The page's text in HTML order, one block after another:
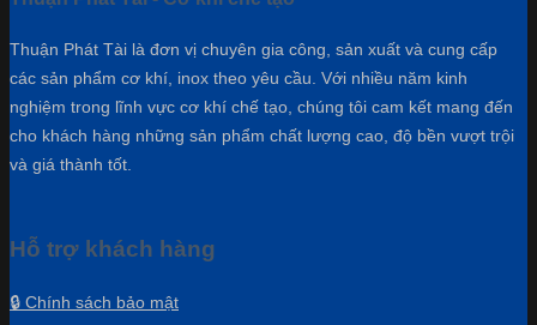
Thuận Phát Tài là đơn vị chuyên gia công, sản xuất và cung cấp
các sản phẩm cơ khí, inox theo yêu cầu. Với nhiều năm kinh
nghiệm trong lĩnh vực cơ khí chế tạo, chúng tôi cam kết mang đến
cho khách hàng những sản phẩm chất lượng cao, độ bền vượt trội
và giá thành tốt.
Hỗ trợ khách hàng
🔒 Chính sách bảo mật